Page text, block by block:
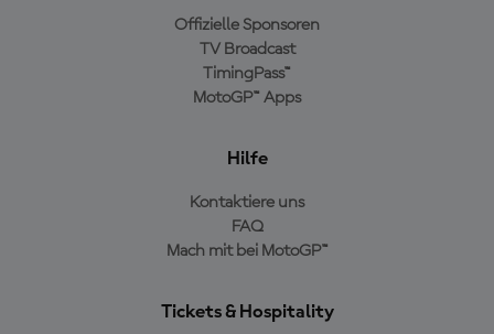
Offizielle Sponsoren
TV Broadcast
TimingPass™
MotoGP™ Apps
Hilfe
Kontaktiere uns
FAQ
Mach mit bei MotoGP™
Tickets & Hospitality